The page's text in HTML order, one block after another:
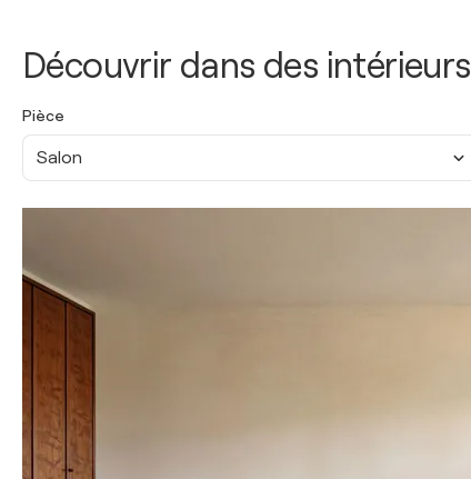
Découvrir dans des intérieurs
Pièce
Salon